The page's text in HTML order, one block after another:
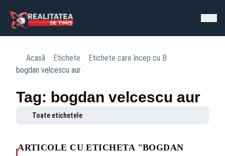
Acasă Etichete
Etichete care încep cu B
bogdan velcescu aur
Tag: bogdan velcescu aur
Toate etichetele
ARTICOLE CU ETICHETA "BOGDAN